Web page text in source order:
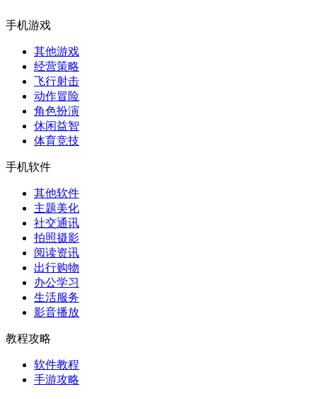
手机游戏
其他游戏
经营策略
飞行射击
动作冒险
角色扮演
休闲益智
体育竞技
手机软件
其他软件
主题美化
社交通讯
拍照摄影
阅读资讯
出行购物
办公学习
生活服务
影音播放
教程攻略
软件教程
手游攻略